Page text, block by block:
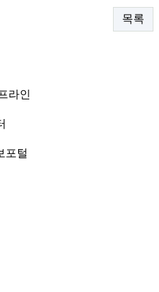
목록
라인
포털